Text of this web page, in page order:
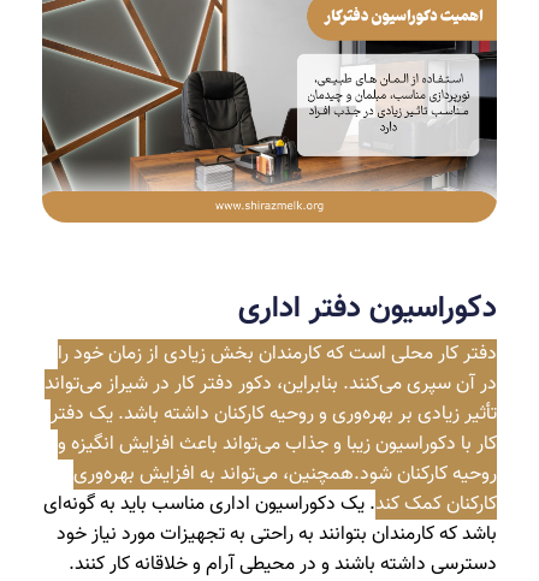
دکوراسیون دفتر اداری
دفتر کار محلی است که کارمندان بخش زیادی از زمان خود را
در آن سپری می‌کنند. بنابراین، دکور دفتر کار در شیراز می‌تواند
تأثیر زیادی بر بهره‌وری و روحیه کارکنان داشته باشد. یک دفتر
کار با دکوراسیون زیبا و جذاب می‌تواند باعث افزایش انگیزه و
روحیه کارکنان شود.همچنین، می‌تواند به افزایش بهره‌وری
کارکنان کمک کند. یک دکوراسیون اداری مناسب باید به گونه‌ای
باشد که کارمندان بتوانند به راحتی به تجهیزات مورد نیاز خود
دسترسی داشته باشند و در محیطی آرام و خلاقانه کار کنند.